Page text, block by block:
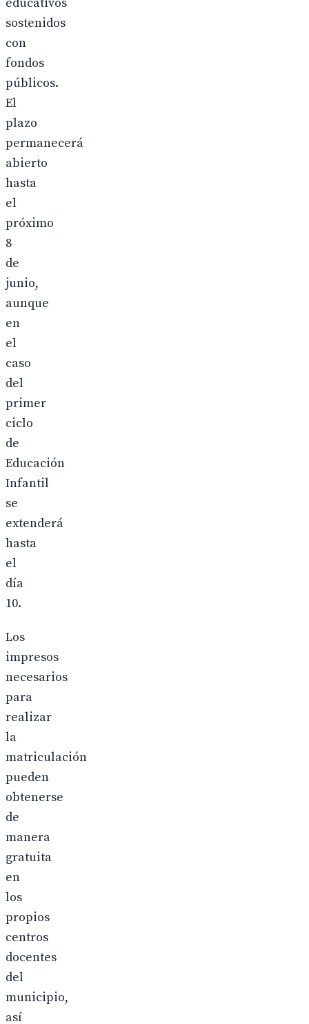
sostenidos
con
fondos
públicos.
El
plazo
permanecerá
abierto
hasta
el
próximo
8
de
junio,
aunque
en
el
caso
del
primer
ciclo
de
Educación
Infantil
se
extenderá
hasta
el
día
10.
Los
impresos
necesarios
para
realizar
la
matriculación
pueden
obtenerse
de
manera
gratuita
en
los
propios
centros
docentes
del
municipio,
así